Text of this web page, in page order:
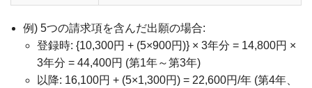
例) 5つの請求項を含んだ出願の場合:
登録時: {10,300円 + (5×900円)} × 3年分 = 14,800円 ×
3年分 = 44,400円 (第1年～第3年)
以降: 16,100円 + (5×1,300円) = 22,600円/年 (第4年、